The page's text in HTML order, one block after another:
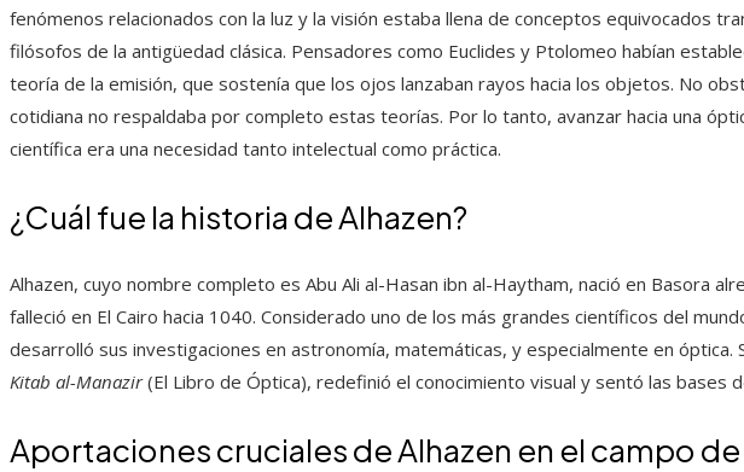
fenómenos relacionados con la luz y la visión estaba llena de conceptos equivocados
filósofos de la antigüedad clásica. Pensadores como Euclides y Ptolomeo habían
teoría de la emisión, que sostenía que los ojos lanzaban rayos hacia los objetos. No
cotidiana no respaldaba por completo estas teorías. Por lo tanto, avanzar hacia una
científica era una necesidad tanto intelectual como práctica.
¿Cuál fue la historia de Alhazen?
Alhazen, cuyo nombre completo es Abu Ali al-Hasan ibn al-Haytham, nació en Basora
falleció en El Cairo hacia 1040. Considerado uno de los más grandes científicos del
desarrolló sus investigaciones en astronomía, matemáticas, y especialmente en óptica.
Kitab al-Manazir(El Libro de Óptica), redefinió el conocimiento visual y sentó las bases
Aportaciones cruciales de Alhazen en el campo